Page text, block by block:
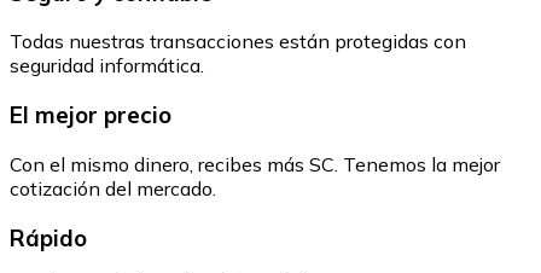
Todas nuestras transacciones están protegidas con
seguridad informática.
El mejor precio
Con el mismo dinero, recibes más SC. Tenemos la mejor
cotización del mercado.
Rápido